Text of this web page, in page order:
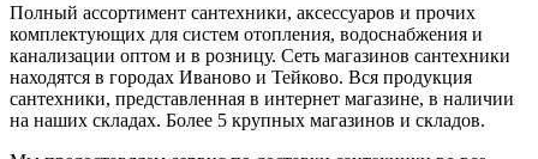
Полный ассортимент сантехники, аксессуаров и прочих
комплектующих для систем отопления, водоснабжения и
канализации оптом и в розницу. Сеть магазинов сантехники
находятся в городах Иваново и Тейково. Вся продукция
сантехники, представленная в интернет магазине, в наличии
на наших складах. Более 5 крупных магазинов и складов.